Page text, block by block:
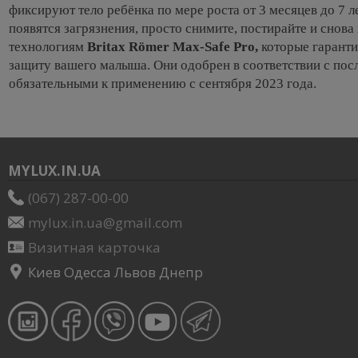
фиксируют тело ребёнка по мере роста от 3 месяцев до 7
появятся загрязнения, просто снимите, постирайте и
технологиямBritax Römer Max-Safe Pro, которые
защиту вашего малыша. Они одобрен в соответствии с
обязательными к применению с сентября 2023 года.
MYLUX.IN.UA
(067) 287-00-00
mylux.in.ua@gmail.com
Визитная карточка
Киев Одесса Львов Днепр